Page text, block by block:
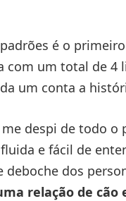
é o
com um total de 4
um conta a
despi de todo o
e fácil de
deboche dos
relação de cão